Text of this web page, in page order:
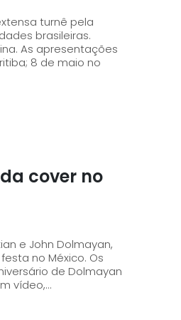
turnê pela
brasileiras.
8 de maio no
cover no
e John Dolmayan,
no México. Os
de Dolmayan
vídeo,...